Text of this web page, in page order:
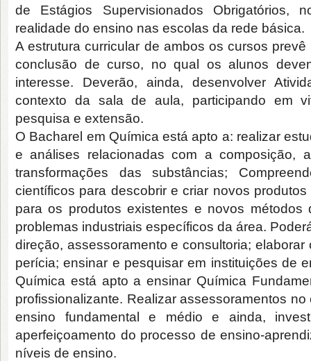
de Estágios Supervisionados Obrigatórios,
realidade do ensino nas escolas da rede básica.
A estrutura curricular de ambos os cursos
conclusão de curso, no qual os alunos
interesse. Deverão, ainda, desenvolver
contexto da sala de aula, participando em
pesquisa e extensão.
O Bacharel em Química está apto a: realizar
e análises relacionadas com a composição,
transformações das substâncias;
científicos para descobrir e criar novos
para os produtos existentes e novos
problemas industriais específicos da área.
direção, assessoramento e consultoria;
perícia; ensinar e pesquisar em instituições de
Química está apto a ensinar Química
profissionalizante. Realizar assessoramentos
ensino fundamental e médio e ainda,
aperfeiçoamento do processo de ensino-
níveis de ensino.